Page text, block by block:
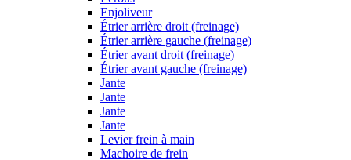
Enjoliveur
Étrier arrière droit (freinage)
Étrier arrière gauche (freinage)
Étrier avant droit (freinage)
Étrier avant gauche (freinage)
Jante
Jante
Jante
Jante
Levier frein à main
Machoire de frein